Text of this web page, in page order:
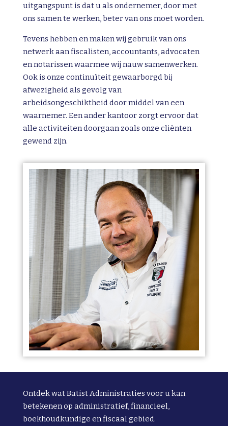
uitgangspunt is dat u als ondernemer, door met
ons samen te werken, beter van ons moet worden.
Tevens hebben en maken wij gebruik van ons
netwerk aan fiscalisten, accountants, advocaten
en notarissen waarmee wij nauw samenwerken.
Ook is onze continuïteit gewaarborgd bij
afwezigheid als gevolg van
arbeidsongeschiktheid door middel van een
waarnemer. Een ander kantoor zorgt ervoor dat
alle activiteiten doorgaan zoals onze cliënten
gewend zijn.
Ontdek wat Batist Administraties voor u kan
betekenen op administratief, financieel,
boekhoudkundige en fiscaal gebied.